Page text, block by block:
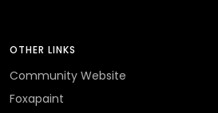
OTHER LINKS
Community Website
Foxapaint